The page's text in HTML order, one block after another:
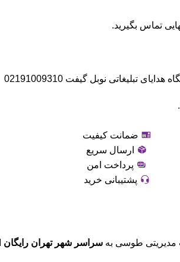
نوبل گیفت 02191009310
ضمانت کیفیت
ارسال سریع
پرداخت امن
پشتیبانی خرید
طوسی به سراسر شهر تهران رایگان